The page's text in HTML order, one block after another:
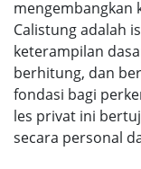
mengembangkan
Calistung adalah
keterampilan
berhitung, dan
fondasi bagi
les privat ini
secara personal